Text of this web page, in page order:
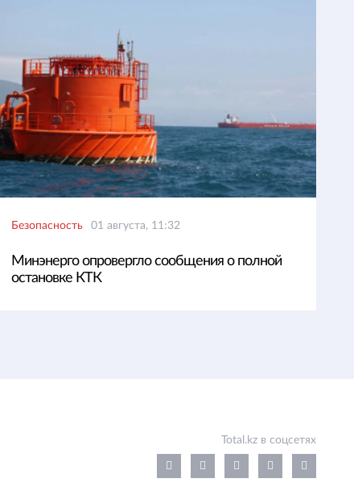
Безопасность 01 августа, 11:32
Минэнерго опровергло сообщения о полной
остановке КТК
Total.kz в соцсетях